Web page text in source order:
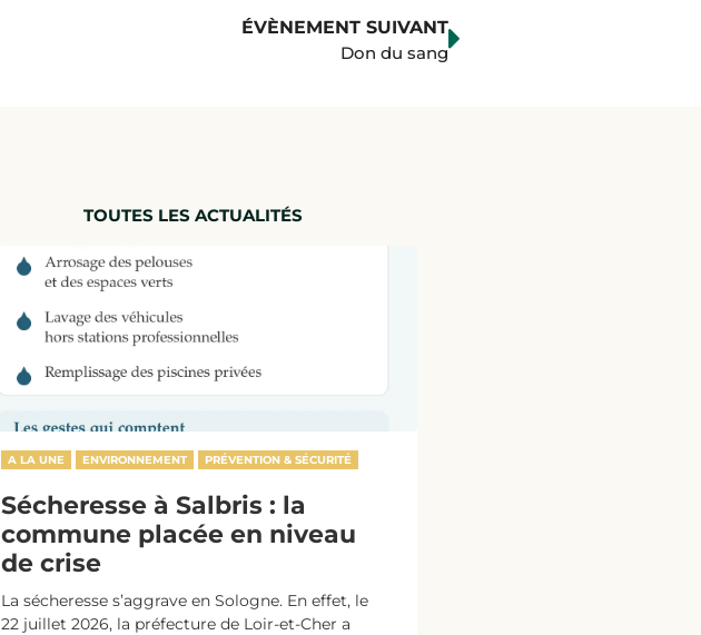
ÉVÈNEMENT SUIVANT
Don du sang
TOUTES LES ACTUALITÉS
A LA UNE ENVIRONNEMENT PRÉVENTION & SÉCURITÉ
Sécheresse à Salbris : la
commune placée en niveau
de crise
La sécheresse s’aggrave en Sologne. En effet, le
22 juillet 2026, la préfecture de Loir-et-Cher a